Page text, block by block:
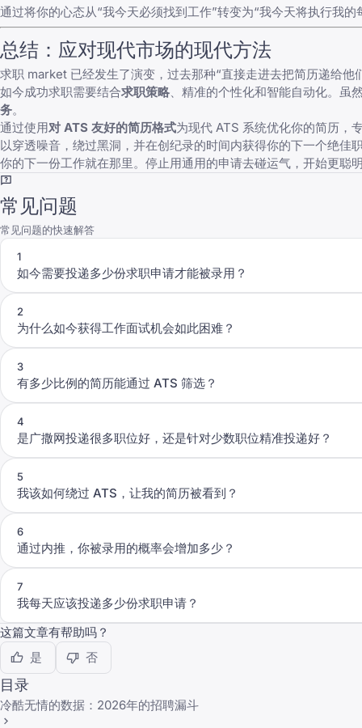
通过将你的心态从“我今天必须找到工作”转变为“我今天将执行我
总结：应对现代市场的现代方法
求职 market 已经发生了演变，过去那种“直接走进去把简历递给
如今成功求职需要结合求职策略 、精准的个性化和智能自动化。
务。
通过使用对 ATS 友好的简历格式为现代 ATS 系统优化你的简历，
以穿透噪音，绕过黑洞，并在创纪录的时间内获得你的下一个绝佳
你的下一份工作就在那里。停止用通用的申请去碰运气，开始更聪
常见问题
常见问题的快速解答
1
如今需要投递多少份求职申请才能被录用？
2
为什么如今获得工作面试机会如此困难？
3
有多少比例的简历能通过 ATS 筛选？
4
是广撒网投递很多职位好，还是针对少数职位精准投递好？
5
我该如何绕过 ATS，让我的简历被看到？
6
通过内推，你被录用的概率会增加多少？
7
我每天应该投递多少份求职申请？
这篇文章有帮助吗？
是
否
目录
冷酷无情的数据：2026年的招聘漏斗